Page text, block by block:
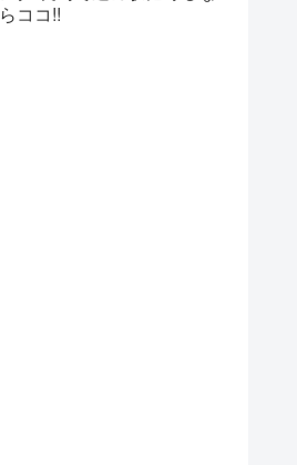
らココ!!